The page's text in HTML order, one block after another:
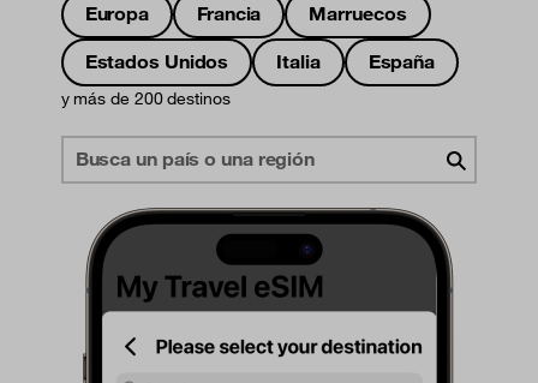
Europa Francia
Marruecos
Estados Unidos
Italia España
y más de 200 destinos